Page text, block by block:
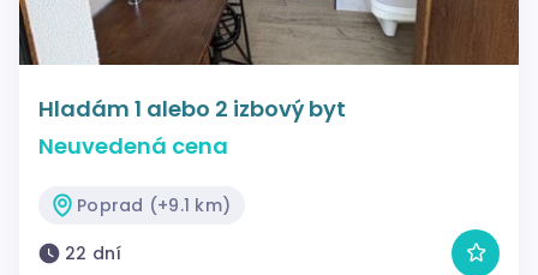
Hladám 1 alebo 2 izbový byt
Neuvedená cena
Poprad (+9.1 km)
22 dní